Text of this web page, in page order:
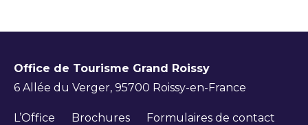
Équipements
Terrasse Toilettes Parking à proximité
Nombre de couverts maximum : 28
Ouverture tous les jours de 11h à 22h.
Office de Tourisme Grand Roissy
6 Allée du Verger, 95700 Roissy-en-France
L’Office Brochures Formulaires de contact